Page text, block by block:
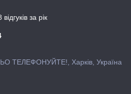
за рік
ТЕЛЕФОНУЙТЕ!, Харків, Україна